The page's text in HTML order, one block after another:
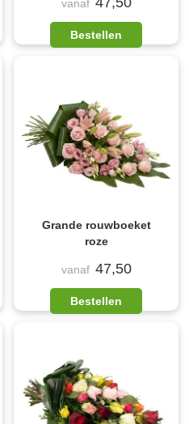
vanaf
Bestellen
Grande rouwboeket
roze
vanaf 47,50
Bestellen